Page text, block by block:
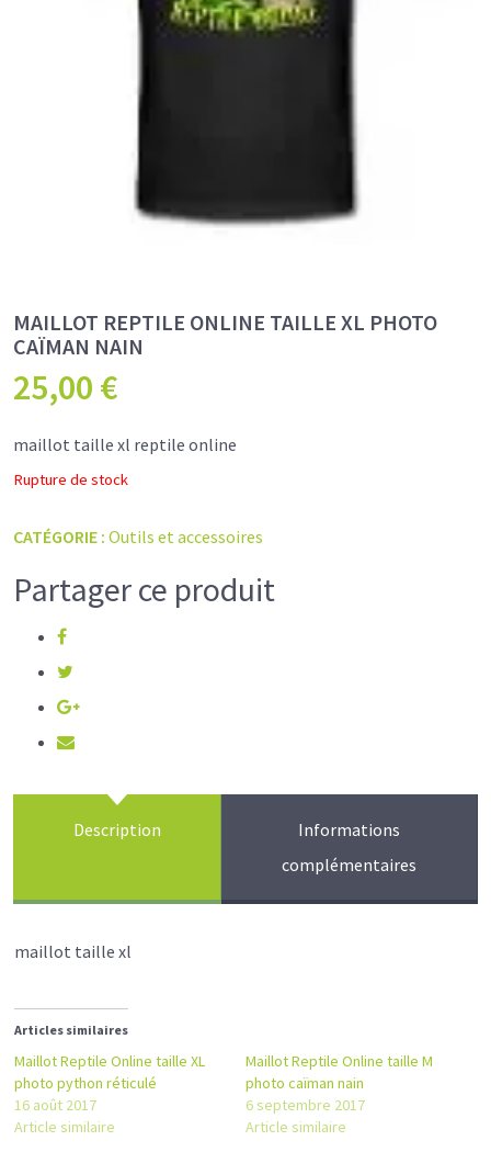
MAILLOT REPTILE ONLINE TAILLE XL PHOTO
CAÏMAN NAIN
25,00 €
maillot taille xl reptile online
Rupture de stock
CATÉGORIE : Outils et accessoires
Partager ce produit
Description
Informations
complémentaires
maillot taille xl
Articles similaires
Maillot Reptile Online taille XL
photo python réticulé
16 août 2017
Article similaire
Maillot Reptile Online taille M
photo caïman nain
6 septembre 2017
Article similaire